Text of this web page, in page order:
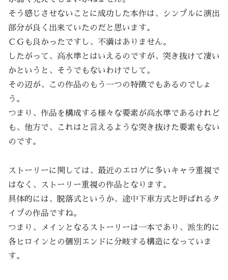
そう感じさせないことに成功した本作は、シンプルに演出
部分が良く出来ていたのだと思います。
ＣＧも良かったですし、不満はありません。
したがって、高水準とはいえるのですが、突き抜けて凄い
かというと、そうでもないわけでして。
その辺が、この作品のもう一つの特徴でもあるのでしょ
う。
つまり、作品を構成する様々な要素が高水準であるけれど
も、他方で、これはと言えるような突き抜けた要素もない
のです。
ストーリーに関しては、最近のエロゲに多いキャラ重視で
はなく、ストーリー重視の作品となります。
具体的には、脱落式というか、途中下車方式と呼ばれるタ
イプの作品ですね。
つまり、メインとなるストーリーは一本であり、派生的に
各ヒロインとの個別エンドに分岐する構造になっていま
す。